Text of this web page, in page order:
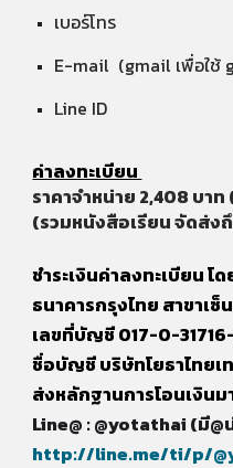
เบอร์โทร
E-mail (gmail เพื่อใช้
Line ID
ค่าลงทะเบียน
ราคาจำหน่าย 2,408 บาท
​(รวมหนังสือเรียน จัดส่ง
ชำระเงินค่าลงทะเบียน โ
ธนาคารกรุงไทย สาขาเ
เลขที่บัญชี 017-0-
ชื่อบัญชี บริษัทโยธาไทยเ
ส่งหลักฐานการโอนเงินม
Line@ : @yotathai (มี@
http://line.me/ti/p/